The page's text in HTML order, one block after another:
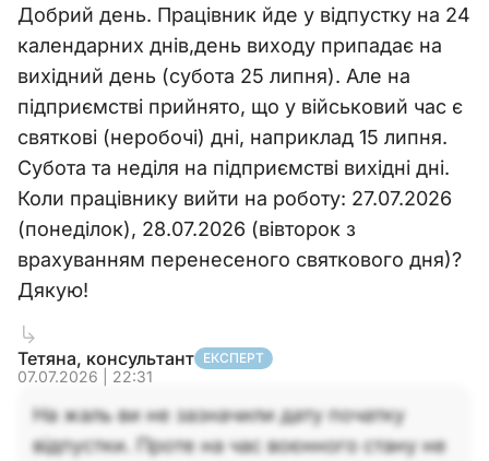
Добрий день. Працівник йде у відпустку на 24
календарних днів,день виходу припадає на
вихідний день (субота 25 липня). Але на
підприємстві прийнято, що у військовий час є
святкові (неробочі) дні, наприклад 15 липня.
Субота та неділя на підприємстві вихідні дні.
Коли працівнику вийти на роботу: 27.07.2026
(понеділок), 28.07.2026 (вівторок з
врахуванням перенесеного святкового дня)?
Дякую!
Тетяна, консультант ЕКСПЕРТ
07.07.2026 | 22:31
На жаль ви не зазначили дату початку
відпустки. Проте на час воєнного стану не